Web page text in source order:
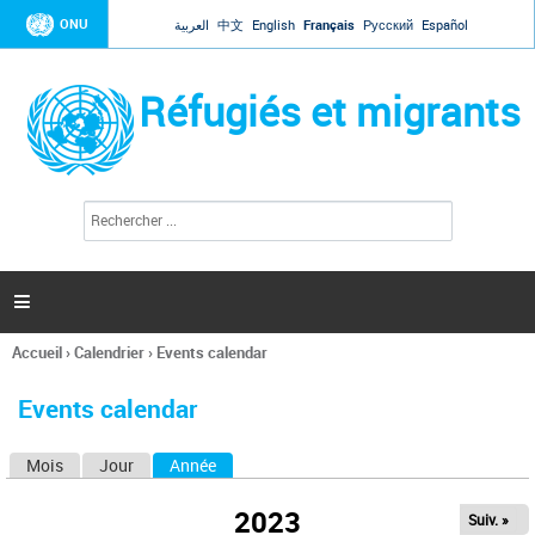
Jump to navigation
ONU العربية 中文 English Français Русский Español
Réfugiés et migrants
l
c
h
e

Vous
ici
Accueil›Calendrier› Events calendar
Events calendar
Mois Jour Année
2023 Suiv. »